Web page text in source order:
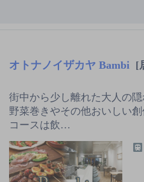
オトナノイザカヤ Bambi [
街中から少し離れた大人の隠
野菜巻きやその他おいしい
コースは飲…